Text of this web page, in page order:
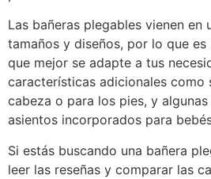
Las bañeras plegables vienen en
tamaños y diseños, por lo que
que mejor se adapte a tus
características adicionales como
cabeza o para los pies, y
asientos incorporados para
Si estás buscando una bañera
leer las reseñas y comparar las